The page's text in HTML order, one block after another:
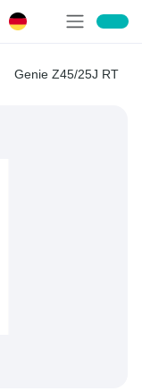
Genie Z45/25J RT